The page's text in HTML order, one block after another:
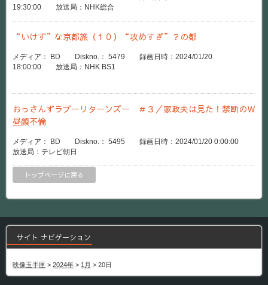
19:30:00 放送局：NHK総合
“いけず”な京都旅（１０）“攻めすぎ”？の都
メディア： BD Diskno.： 5479 録画日時：2024/01/20
18:00:00 放送局：NHK BS1
おっさんずラブーリターンズー ＃３／家政夫は見た！禁断のＷ
昼顔不倫
メディア： BD Diskno.： 5495 録画日時：2024/01/20 0:00:00
放送局：テレビ朝日
トップページに戻る
サイト ナビゲーション
映像玉手匣 > 2024年 > 1月 > 20日